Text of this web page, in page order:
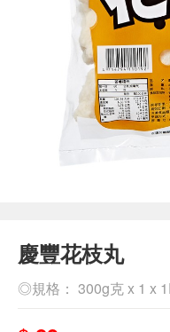
慶豐花枝丸
◎規格： 300g克 x 1 x